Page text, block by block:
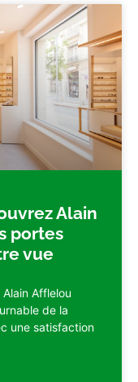
Alain
portes
vue
Afflelou
de la
une satisfaction